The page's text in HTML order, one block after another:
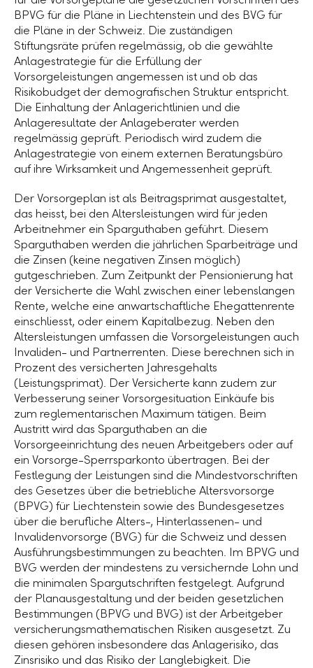
BPVG für die Pläne in Liechtenstein und des BVG für
die Pläne in der Schweiz. Die zuständigen
Stiftungsräte prüfen regelmässig, ob die gewählte
Anlagestrategie für die Erfüllung der
Vorsorgeleistungen angemessen ist und ob das
Risikobudget der demografischen Struktur entspricht.
Die Einhaltung der Anlagerichtlinien und die
Anlageresultate der Anlageberater werden
regelmässig geprüft. Periodisch wird zudem die
Anlagestrategie von einem externen Beratungsbüro
auf ihre Wirksamkeit und Angemessenheit geprüft.
Der Vorsorgeplan ist als Beitragsprimat ausgestaltet,
das heisst, bei den Altersleistungen wird für jeden
Arbeitnehmer ein Sparguthaben geführt. Diesem
Sparguthaben werden die jährlichen Sparbeiträge und
die Zinsen (keine negativen Zinsen möglich)
gutgeschrieben. Zum Zeitpunkt der Pensionierung hat
der Versicherte die Wahl zwischen einer lebenslangen
Rente, welche eine anwartschaftliche Ehegattenrente
einschliesst, oder einem Kapitalbezug. Neben den
Altersleistungen umfassen die Vorsorgeleistungen auch
Invaliden- und Partnerrenten. Diese berechnen sich in
Prozent des versicherten Jahresgehalts
(Leistungsprimat). Der Versicherte kann zudem zur
Verbesserung seiner Vorsorgesituation Einkäufe bis
zum reglementarischen Maximum tätigen. Beim
Austritt wird das Sparguthaben an die
Vorsorgeeinrichtung des neuen Arbeitgebers oder auf
ein Vorsorge-Sperrsparkonto übertragen. Bei der
Festlegung der Leistungen sind die Mindestvorschriften
des Gesetzes über die betriebliche Altersvorsorge
(BPVG) für Liechtenstein sowie des Bundesgesetzes
über die berufliche Alters-, Hinterlassenen- und
Invalidenvorsorge (BVG) für die Schweiz und dessen
Ausführungsbestimmungen zu beachten. Im BPVG und
BVG werden der mindestens zu versichernde Lohn und
die minimalen Spargutschriften festgelegt. Aufgrund
der Planausgestaltung und der beiden gesetzlichen
Bestimmungen (BPVG und BVG) ist der Arbeitgeber
versicherungsmathematischen Risiken ausgesetzt. Zu
diesen gehören insbesondere das Anlagerisiko, das
Zinsrisiko und das Risiko der Langlebigkeit. Die